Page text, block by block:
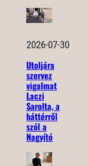
2026-07-30
Utoljára
szervez
vigalmat
Laczi
Sarolta, a
háttérről
szól a
Nagyító